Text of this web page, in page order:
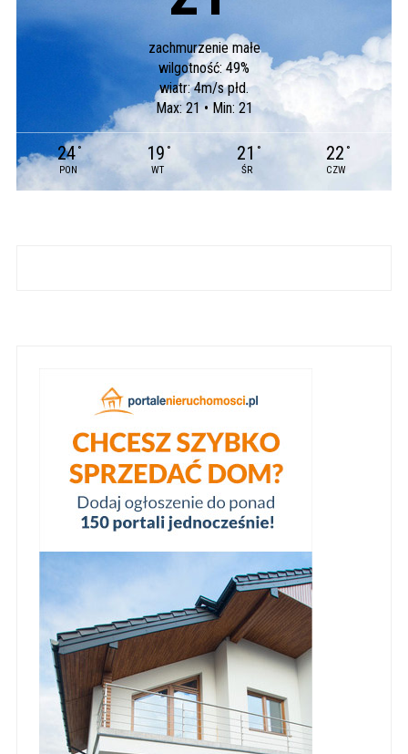
zachmurzenie małe
wilgotność: 49%
wiatr: 4m/s płd.
Max: 21 • Min: 21
24 °
PON
19 °
WT
21 °
ŚR
22 °
CZW